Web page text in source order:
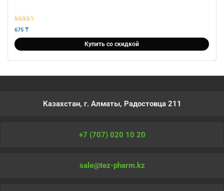
5из 5
675 ₸
Купить со скидкой
Казахстан, г. Алматы, Радостовца 211
+7 (707) 020 10 20
sale@tez-pharm.kz